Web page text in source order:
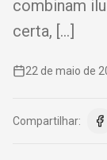
combinam
certa, […]
22 de maio de
Compartilhar: